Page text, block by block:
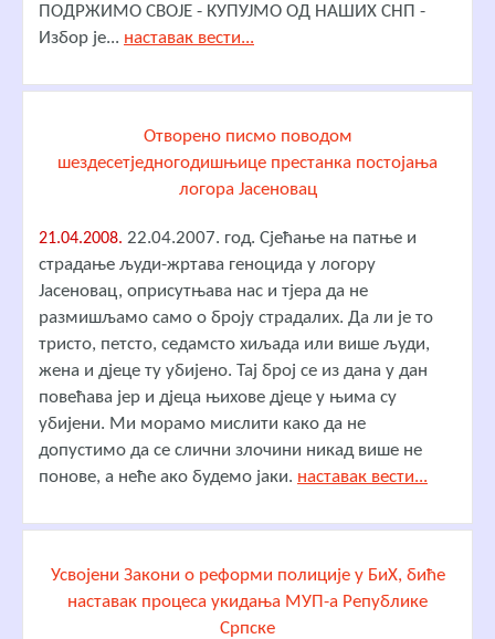
ПОДРЖИМО СВОЈЕ - КУПУЈМО ОД НАШИХ СНП -
Избор је... наставак вести...
Отворено писмо поводом
шездесетједногодишњице престанка постојања
логора Јасеновац
21.04.2008. 22.04.2007. год. Сјећање на патње и
страдање људи-жртава геноцида у логору
Јасеновац, оприсутњава нас и тјера да не
размишљамо само о броју страдалих. Да ли је то
тристо, петсто, седамсто хиљада или више људи,
жена и дјеце ту убијено. Тај број се из дана у дан
повећава јер и дјеца њихове дјеце у њима су
убијени. Ми морамо мислити како да не
допустимо да се слични злочини никад више не
понове, а неће ако будемо јаки. наставак вести...
Усвојени Закони о реформи полиције у БиХ, биће
наставак процеса укидања МУП-а Републике
Српске